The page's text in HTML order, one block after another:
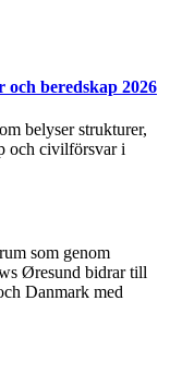
och beredskap 2026
belyser strukturer,
och civilförsvar i
som genom
Øresund bidrar till
Danmark med